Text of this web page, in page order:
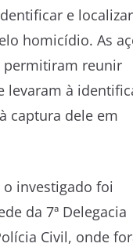
e
homicídio. As
permitiram reunir
levaram à
captura dele em
investigado foi
da 7ª Delegacia
Civil, onde